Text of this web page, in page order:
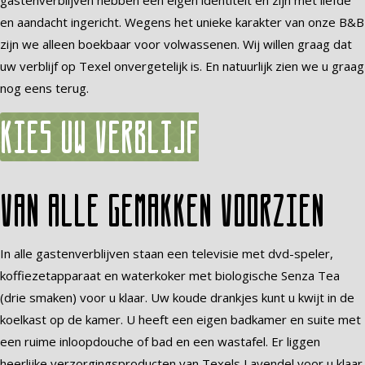
en aandacht ingericht. Wegens het unieke karakter van onze B&B
zijn we alleen boekbaar voor volwassenen. Wij willen graag dat
uw verblijf op Texel onvergetelijk is. En natuurlijk zien we u graag
nog eens terug.
Kies uw verblijf
Van alle gemakken voorzien
In alle gastenverblijven staan een televisie met dvd-speler,
koffiezetapparaat en waterkoker met biologische Senza Tea
(drie smaken) voor u klaar. Uw koude drankjes kunt u kwijt in de
koelkast op de kamer. U heeft een eigen badkamer en suite met
een ruime inloopdouche of bad en een wastafel. Er liggen